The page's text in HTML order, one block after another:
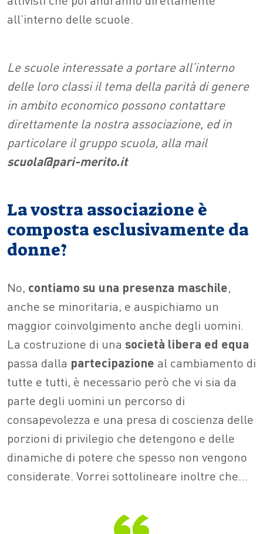
all’interno delle scuole.
Le scuole interessate a portare all’interno
delle loro classi il tema della parità di genere
in ambito economico possono contattare
direttamente la nostra associazione, ed in
particolare il gruppo scuola, alla mail
scuola@pari-merito.it
La vostra associazione è
composta esclusivamente da
donne?
No, contiamo su una presenza maschile,
anche se minoritaria, e auspichiamo un
maggior coinvolgimento anche degli uomini.
La costruzione di una società libera ed equa
passa dalla partecipazione al cambiamento di
tutte e tutti, è necessario però che vi sia da
parte degli uomini un percorso di
consapevolezza e una presa di coscienza delle
porzioni di privilegio che detengono e delle
dinamiche di potere che spesso non vengono
considerate. Vorrei sottolineare inoltre che…